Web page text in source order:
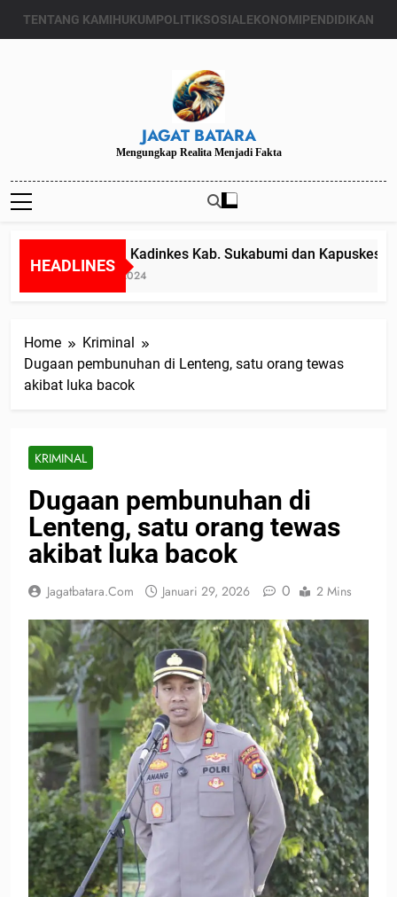
TENTANG KAMIHUKUMPOLITIKSOSIALEKONOMIPENDIDIKAN
JAGAT BATARA
Mengungkap Realita Menjadi Fakta
HEADLINES
Diduga Kadinkes Kab. Sukabumi dan
Juli 24, 2024
Home
Kriminal
Dugaan pembunuhan di Lenteng, satu orang tewas
akibat luka bacok
KRIMINAL
Dugaan pembunuhan di
Lenteng, satu orang tewas
akibat luka bacok
Jagatbatara.com Januari 29, 2026 0 2 Mins